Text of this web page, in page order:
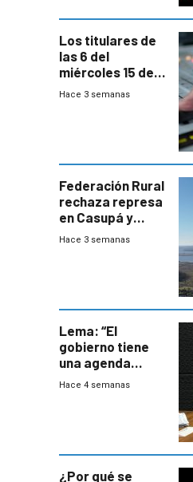
Los titulares de
las 6 del
miércoles 15 de
julio de 2026
Hace 3 semanas
Federación Rural
rechaza represa
en Casupá y
firma demanda
Hace 3 semanas
Lema: “El
gobierno tiene
una agenda
destructiva”
Hace 4 semanas
¿Por qué se